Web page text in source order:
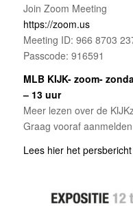
Join Zoom Meeting
https://zoom.us
Meeting ID: 966 8703
Passcode: 916591
MLB KIJK- zoom-
– 13 uur
Meer lezen over de
Graag vooraf
Lees hier het